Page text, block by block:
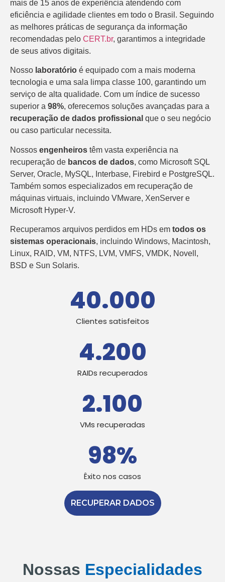
mais de 15 anos de experiência atendendo com
eficiência e agilidade clientes em todo o Brasil. Seguindo
as melhores práticas de segurança da informação
recomendadas pelo CERT.br, garantimos a integridade
de seus ativos digitais.
Nosso laboratório é equipado com a mais moderna
tecnologia e uma sala limpa classe 100, garantindo um
serviço de alta qualidade. Com um índice de sucesso
superior a 98%, oferecemos soluções avançadas para a
recuperação de dados profissional que o seu negócio
ou caso particular necessita.
Nossos engenheiros têm vasta experiência na
recuperação de bancos de dados, como Microsoft SQL
Server, Oracle, MySQL, Interbase, Firebird e PostgreSQL.
Também somos especializados em recuperação de
máquinas virtuais, incluindo VMware, XenServer e
Microsoft Hyper-V.
Recuperamos arquivos perdidos em HDs em todos os
sistemas operacionais, incluindo Windows, Macintosh,
Linux, RAID, VM, NTFS, LVM, VMFS, VMDK, Novell,
BSD e Sun Solaris.
Clientes satisfeitos
40.000
RAIDs recuperados
4.200
VMs recuperadas
2.100
Êxito nos casos
98%
RECUPERAR DADOS
Nossas Especialidades